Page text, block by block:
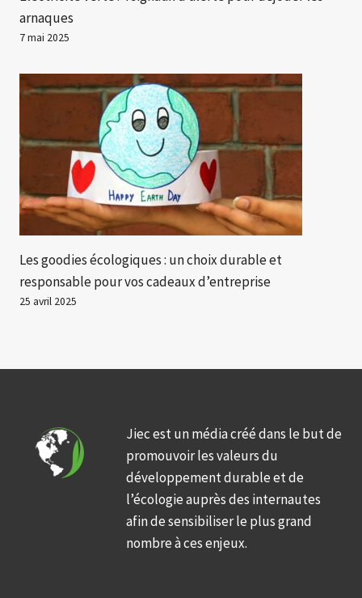
arnaques
7 mai 2025
Les goodies écologiques : un choix durable et
responsable pour vos cadeaux d’entreprise
25 avril 2025
Jiec est un média créé dans le but de
promouvoir les valeurs du
développement durable et de
l’écologie auprès des internautes
afin de sensibiliser le plus grand
nombre à ces enjeux.